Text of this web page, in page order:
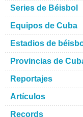
Series de Béisbol
Equipos de Cuba
Estadios de
Provincias de
Reportajes
Artículos
Records